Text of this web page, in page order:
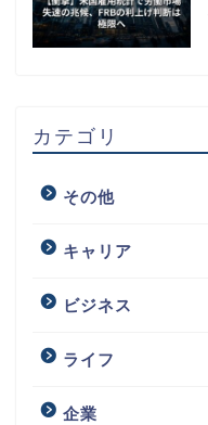
カテゴリ
その他
キャリア
ビジネス
ライフ
企業